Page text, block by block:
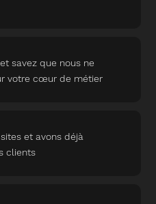
savez que nous ne
votre cœur de métier
et avons déjà
clients